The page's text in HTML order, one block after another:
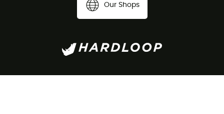
Our Shops